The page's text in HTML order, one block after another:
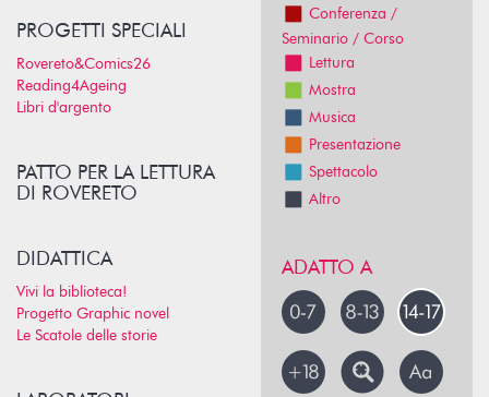
PROGETTI SPECIALI
Rovereto&Comics26
Reading4Ageing
Libri d'argento
PATTO PER LA LETTURA
DI ROVERETO
DIDATTICA
Vivi la biblioteca!
Progetto Graphic novel
Le Scatole delle storie
Conferenza /
Seminario / Corso
Lettura
Mostra
Musica
Presentazione
Spettacolo
Altro
ADATTO A